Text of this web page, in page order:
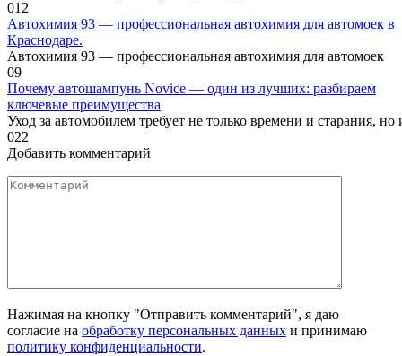
012
Автохимия 93 — профессиональная автохимия для автомоек в
Краснодаре.
Автохимия 93 — профессиональная автохимия для автомоек
09
Почему автошампунь Novice — один из лучших: разбираем
ключевые преимущества
Уход за автомобилем требует не только времени и старания,
022
Добавить комментарий
Комментарий
Нажимая на кнопку "Отправить комментарий", я даю
согласие на обработку персональных данных и принимаю
политику конфиденциальности.